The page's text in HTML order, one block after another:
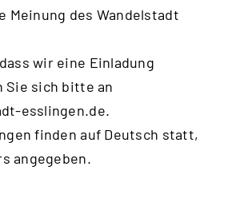
Meinung des Wandelstadt
wir eine Einladung
Sie sich bitte an
esslingen.de.
finden auf Deutsch statt,
angegeben.